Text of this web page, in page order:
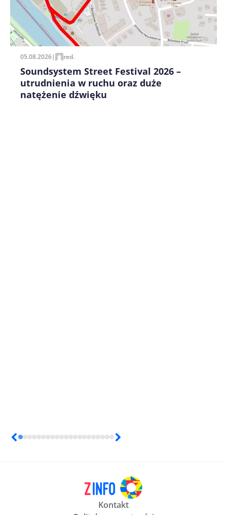
Zapamiętaj moje dane w tej przeglądarce podczas
pisania kolejnych komentarzy.
05.08.2026| red.
Soundsystem Street Festival 2026 –
utrudnienia w ruchu oraz duże
natężenie dźwięku
Kontakt